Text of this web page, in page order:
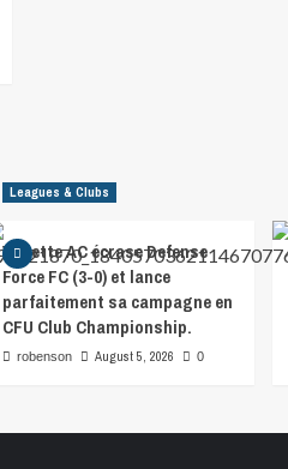
Leagues & Clubs
Violette AC écrase Defense
Force FC (3-0) et lance
parfaitement sa campagne en
CFU Club Championship.
robenson August 5, 2026 0